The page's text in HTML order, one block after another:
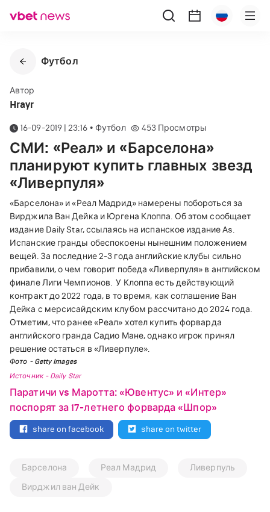
Футбол
Автор
Hrayr
16-09-2019 | 23:16 • Футбол 453 Просмотры
СМИ: «Реал» и «Барселона»
планируют купить главных звезд
«Ливерпуля»
«Барселона» и«Реал Мадрид»намерены побороться за
Вирджила Ван Дейка и Юргена Клоппа. Об этом сообщает
издание Daily Star, ссылаясь на испанское издание As.
Испанские гранды обеспокоены нынешним положением
вещей. За последние 2-3 года английские клубы сильно
прибавили, о чем говорит победа«Ливерпуля» в английском
финале Лиги Чемпионов. У Клоппа есть действующий
контракт до 2022 года, в то время, как соглашение Ван
Дейка с мерсисайдским клубом рассчитано до 2024 года.
Отметим, что ранее«Реал» хотел купить форварда
английского гранда Садио Мане, однако игрок принял
решение остаться в «Ливерпуле».
Фото - Getty Images
Источник - Daily Star
Паратичи vs Маротта: «Ювентус» и «Интер»
поспорят за 17-летнего форварда «Шпор»
share on facebook share on twitter
Барселона Реал Мадрид
Ливерпуль
Вирджил ван Дейк